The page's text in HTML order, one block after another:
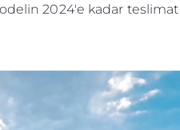
2024'e kadar
Kiralama
Haberler